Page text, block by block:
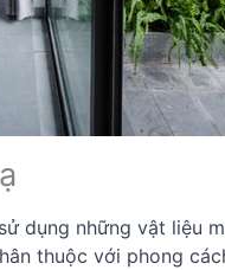
dụng những vật liệu
thuộc với phong